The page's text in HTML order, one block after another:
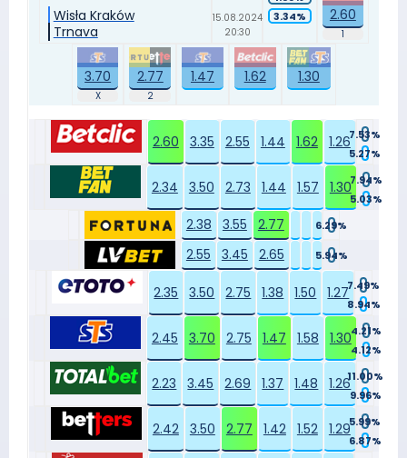
Wisła Kraków
Trnava
15.08.2024
20:30
2.60
3.70 2.77 1.47 1.62 1.30
3.34%
2.60 3.35 2.55 1.44 1.62 1.267.53%
5.27%
2.34 3.50 2.73 1.44 1.57 1.307.94%
5.03%
2.38 3.55 2.77 6.29%
2.55 3.45 2.65 5.94%
2.35 3.50 2.75 1.38 1.50 1.277.49%
8.94%
2.45 3.70 2.75 1.47 1.58 1.304.21%
4.12%
2.23 3.45 2.69 1.37 1.48 1.2611.00%
9.96%
2.42 3.50 2.77 1.42 1.52 1.295.99%
6.87%